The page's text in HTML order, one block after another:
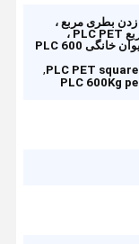
زدن بطری مربع ،
دستگاه برچسب زدن بطری مربع PLC PET ،
دستگاه برچسب زدن بطری حیوان خانگی PLC 600
PLC PET
,
PLC 600Kg